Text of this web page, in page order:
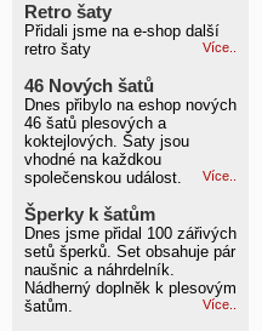
Retro šaty
Přidali jsme na e-shop další
retro šaty
Více..
46 Nových šatů
Dnes přibylo na eshop nových
46 šatů plesových a
koktejlových. Šaty jsou
vhodné na každkou
společenskou událost.
Více..
Šperky k šatům
Dnes jsme přidal 100 zářivých
setů šperků. Set obsahuje pár
naušnic a náhrdelník.
Nádherný doplněk k plesovým
šatům.
Více..